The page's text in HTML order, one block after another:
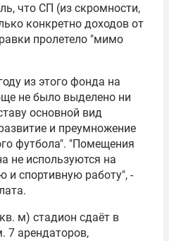
что СП (из скромности,
конкретно доходов от
пролетело "мимо
из этого фонда на
не было выделено ни
основной вид
и преумножение
футбола". "Помещения
не используются на
и спортивную работу", -
м) стадион сдаёт в
7 арендаторов,